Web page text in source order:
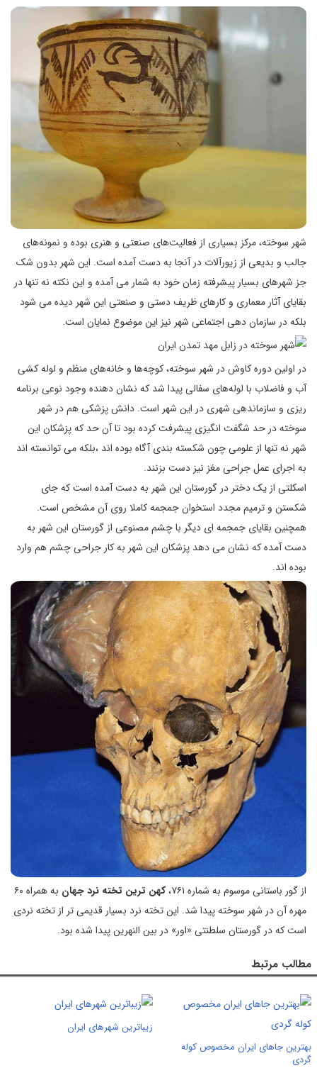
شهر سوخته، مرکز بسیاری از فعالیت‌های صنعتی و هنری بوده و نمونه‌های
جالب و بدیعی از زیورآلات در آنجا به دست آمده است. این شهر بدون شک
جز شهرهای بسیار پیشرفته زمان خود به شمار می آمده و این نکته نه تنها در
بقایای آثار معماری و کارهای ظریف دستی و صنعتی این شهر دیده می شود
بلکه در سازمان دهی اجتماعی شهر نیز این موضوع نمایان است.
در اولین دوره کاوش در شهر سوخته، کوچه‌ها و خانه‌های منظم و لوله کشی
آب و فاضلاب با لوله‌های سفالی پیدا شد که نشان دهنده وجود نوعی برنامه
ریزی و سازماندهی شهری در این شهر است. دانش پزشکی هم در شهر
سوخته در حد شگفت انگیزی پیشرفت کرده بود تا آن حد که پزشکان این
شهر نه تنها از علومی چون شکسته بندی آگاه بوده اند ،بلکه می توانسته اند
به اجرای عمل جراحی مغز نیز دست بزنند.
اسکلتی از یک دختر در گورستان این شهر به دست آمده است که جای
شکستن و ترمیم مجدد استخوان جمجمه کاملا روی آن مشخص است.
همچنین بقایای جمجمه ای دیگر با چشم مصنوعی از گورستان این شهر به
دست آمده که نشان می دهد پزشکان این شهر به کار جراحی چشم هم وارد
بوده اند.
از گور باستانی موسوم به شماره ۷۶۱، کهن ترین تخته نرد جهان
به همراه ۶۰
مهره آن در شهر سوخته پیدا شد. این تخته نرد بسیار قدیمی تر از تخته نردی
است که در گورستان سلطنتی «اور» در بین النهرین پیدا شده بود.
مطالب مرتبط
بهترین جاهای ایران مخصوص کوله
گردی
زیباترین شهرهای ایران